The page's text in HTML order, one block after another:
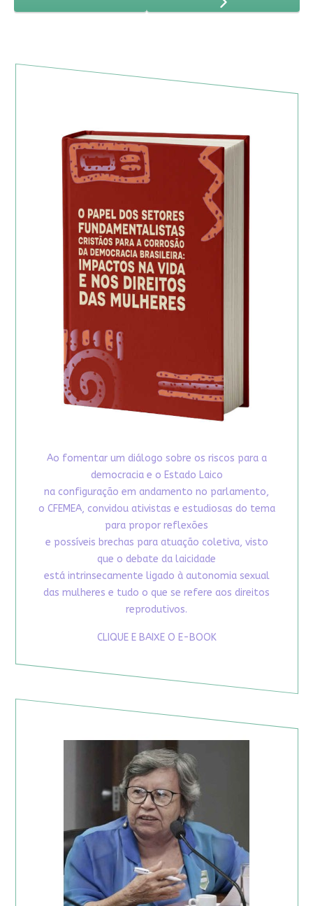
Ao fomentar um diálogo sobre os riscos para a
democracia e o Estado Laico
na configuração em andamento no parlamento,
o CFEMEA, convidou ativistas e estudiosas do tema
para propor reflexões
e possíveis brechas para atuação coletiva, visto
que o debate da laicidade
está intrinsecamente ligado à autonomia sexual
das mulheres e tudo o que se refere aos direitos
reprodutivos.
CLIQUE E BAIXE O E-BOOK